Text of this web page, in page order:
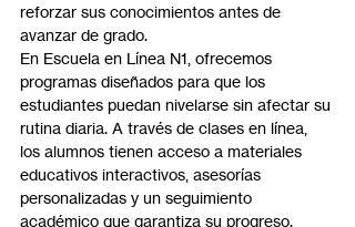
reforzar sus conocimientos antes de
avanzar de grado.
En Escuela en Línea N1, ofrecemos
programas diseñados para que los
estudiantes puedan nivelarse sin afectar su
rutina diaria. A través de clases en línea,
los alumnos tienen acceso a materiales
educativos interactivos, asesorías
personalizadas y un seguimiento
académico que garantiza su progreso.